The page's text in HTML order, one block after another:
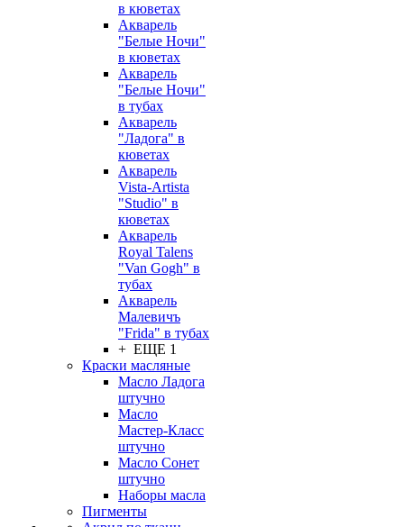
в кюветах
Акварель
"Белые Ночи"
в кюветах
Акварель
"Белые Ночи"
в тубах
Акварель
"Ладога" в
кюветах
Акварель
Vista-Artista
"Studio" в
кюветах
Акварель
Royal Talens
"Van Gogh" в
тубах
Акварель
Малевичъ
"Frida" в тубах
+ ЕЩЕ 1
Краски масляные
Масло Ладога
штучно
Масло
Мастер-Класс
штучно
Масло Сонет
штучно
Наборы масла
Пигменты